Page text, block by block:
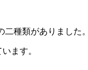
二種類がありました
ます。